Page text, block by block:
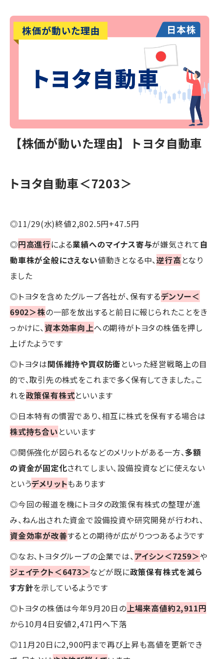
【株価が動いた理由】トヨタ自動車
トヨタ自動車＜7203＞
◎11/29(水)終値2,802.5円+47.5円
◎円高進行による業績へのマイナス寄与が嫌気されて 自
動車株が全般にさえない値動きとなる中、逆行高 となり
ました
◎トヨタを含めたグループ各社が、保有するデンソー＜
6902＞株の一部を放出すると前日に報じられたことをき
っかけに、 資本効率向上への期待がトヨタの株価を押し
上げたようです
◎トヨタは関係維持や買収防衛 といった経営戦略上の目
的で、取引先の株式をこれまで多く保有してきました。こ
れを政策保有株式といいます
◎日本特有の慣習であり、相互に株式を保有する場合は
株式持ち合い といいます
◎関係強化が図られるなどのメリットがある一方、多額
の資金が固定化されてしまい、設備投資などに使えない
というデメリットもあります
◎今回の報道を機にトヨタの政策保有株式の整理が進
み、ねん出された資金で設備投資や研究開発が行われ、
資金効率が改善するとの期待が広がりつつあるようです
◎なお、トヨタグループの企業では、 アイシン＜7259＞や
ジェイテクト＜6473＞などが既に政策保有株式を減ら
す方針を示しているようです
◎トヨタの株価は今年9月20日の 上場来高値約2,911円
から10月4日安値2,471円へ下落
◎11月20日に2,900円まで再び上昇も高値を更新でき